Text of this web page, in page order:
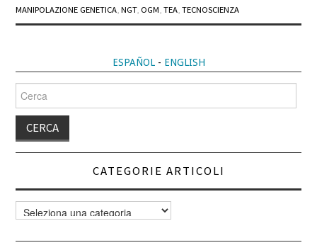
MANIPOLAZIONE GENETICA ,NGT, OGM ,TEA ,TECNOSCIENZA
ESPAÑOL- ENGLISH
per:
CATEGORIE ARTICOLI
Categorie
articoli